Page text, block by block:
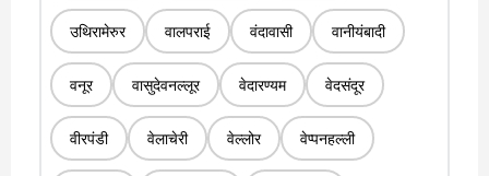
उथिरामेरुर वालपराई वंदावासी वानीयंबादी
वनूर वासुदेवनल्लूर वेदारण्यम वेदसंदूर
वीरपंडी वेलाचेरी वेल्लोर वेप्पनहल्ली